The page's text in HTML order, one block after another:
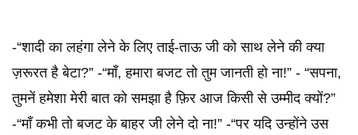
-“शादी का लहंगा लेने के लिए ताई-ताऊ जी को साथ लेने की क्या
ज़रूरत है बेटा?” -“माँ, हमारा बजट तो तुम जानती हो ना!” - “सपना,
तुमनें हमेशा मेरी बात को समझा है फ़िर आज किसी से उम्मीद क्यों?”
-“माँ कभी तो बजट के बाहर जी लेने दो ना!” -“पर यदि उन्होंने उस